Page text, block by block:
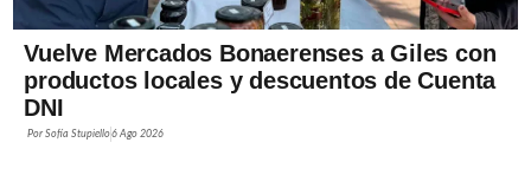
Vuelve Mercados Bonaerenses a Giles con
productos locales y descuentos de Cuenta
DNI
PorSofía Stupiello6 Ago 2026